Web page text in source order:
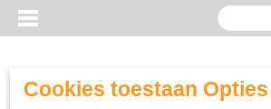
Cookies toestaan Opties